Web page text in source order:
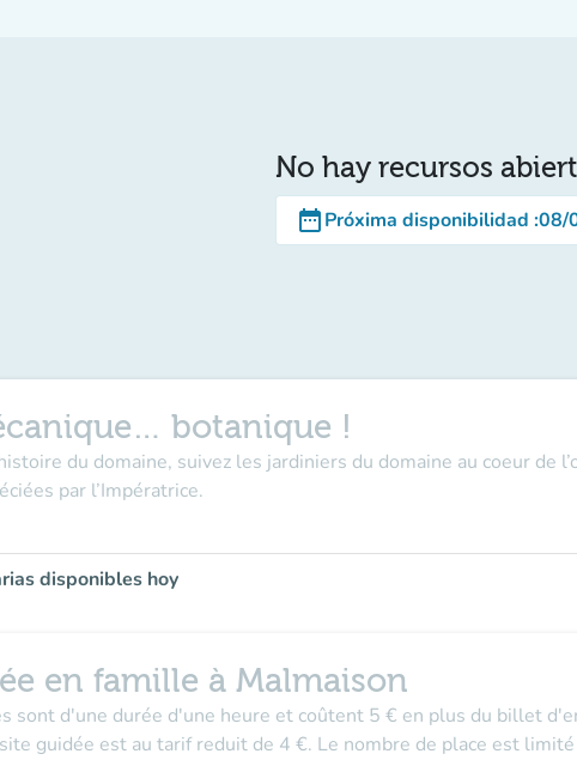
No hay recursos
date_rangePróxima disponibilidad :08/
botanique !
du domaine, suivez les jardiniers du domaine au coeur de
par l’Impératrice.
disponibles hoy
en famille à Malmaison
sont d'une durée d'une heure et coûtent 5 € en plus du billet
guidée est au tarif reduit de 4 €. Le nombre de place est